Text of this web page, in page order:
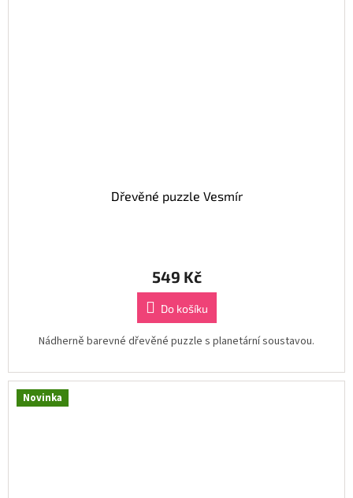
Dřevěné puzzle Vesmír
549 Kč
Do košíku
Nádherně barevné dřevěné puzzle s planetární soustavou.
Novinka